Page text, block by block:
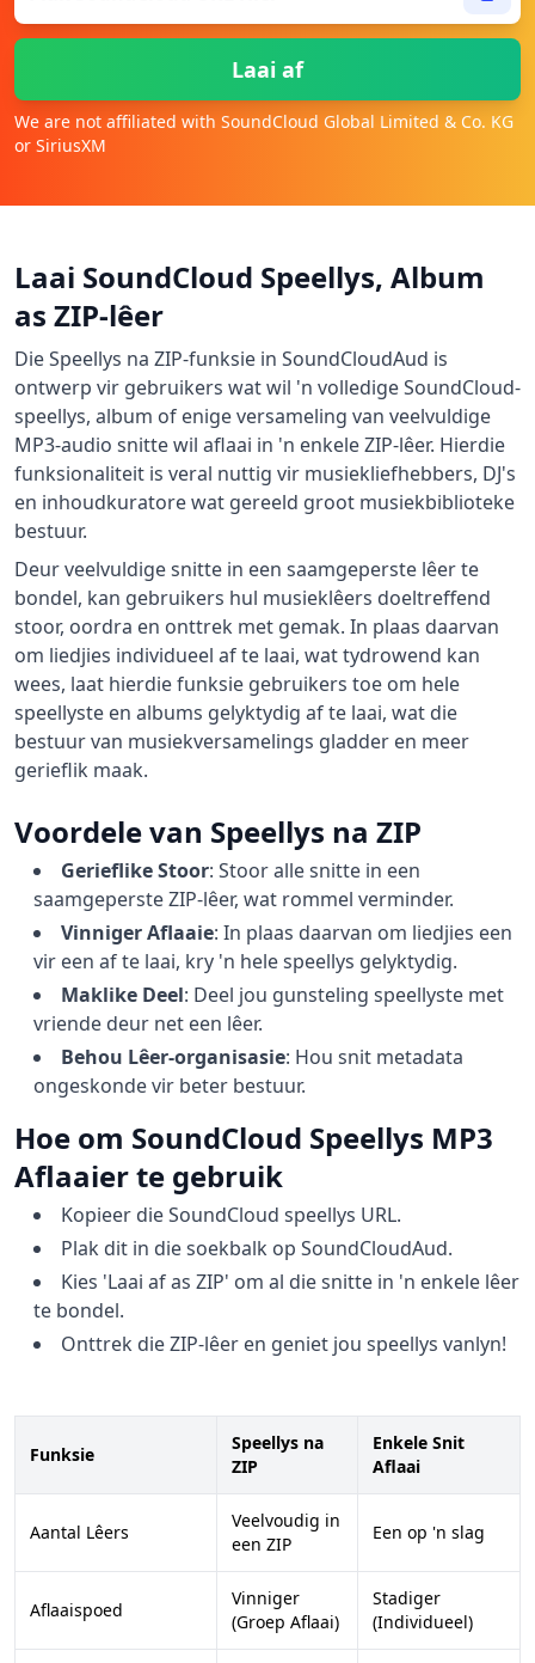
Laai af
We are not affiliated with SoundCloud Global Limited & Co. KG
or SiriusXM
Laai SoundCloud Speellys, Album
as ZIP-lêer
Die Speellys na ZIP-funksie in SoundCloudAud is
ontwerp vir gebruikers wat wil 'n volledige SoundCloud-
speellys, album of enige versameling van veelvuldige
MP3-audio snitte wil aflaai in 'n enkele ZIP-lêer. Hierdie
funksionaliteit is veral nuttig vir musiekliefhebbers, DJ's
en inhoudkuratore wat gereeld groot musiekbiblioteke
bestuur.
Deur veelvuldige snitte in een saamgeperste lêer te
bondel, kan gebruikers hul musieklêers doeltreffend
stoor, oordra en onttrek met gemak. In plaas daarvan
om liedjies individueel af te laai, wat tydrowend kan
wees, laat hierdie funksie gebruikers toe om hele
speellyste en albums gelyktydig af te laai, wat die
bestuur van musiekversamelings gladder en meer
gerieflik maak.
Voordele van Speellys na ZIP
Gerieflike Stoor: Stoor alle snitte in een
saamgeperste ZIP-lêer, wat rommel verminder.
Vinniger Aflaaie: In plaas daarvan om liedjies een
vir een af te laai, kry 'n hele speellys gelyktydig.
Maklike Deel: Deel jou gunsteling speellyste met
vriende deur net een lêer.
Behou Lêer-organisasie: Hou snit metadata
ongeskonde vir beter bestuur.
Hoe om SoundCloud Speellys MP3
Aflaaier te gebruik
Kopieer die SoundCloud speellys URL.
Plak dit in die soekbalk op SoundCloudAud.
Kies 'Laai af as ZIP' om al die snitte in 'n enkele lêer
te bondel.
Onttrek die ZIP-lêer en geniet jou speellys vanlyn!
Funksie
Speellys na
ZIP
Enkele Snit
Aflaai
Aantal Lêers
Veelvoudig in
een ZIP
Een op 'n slag
Aflaaispoed
Vinniger
(Groep Aflaai)
Stadiger
(Individueel)